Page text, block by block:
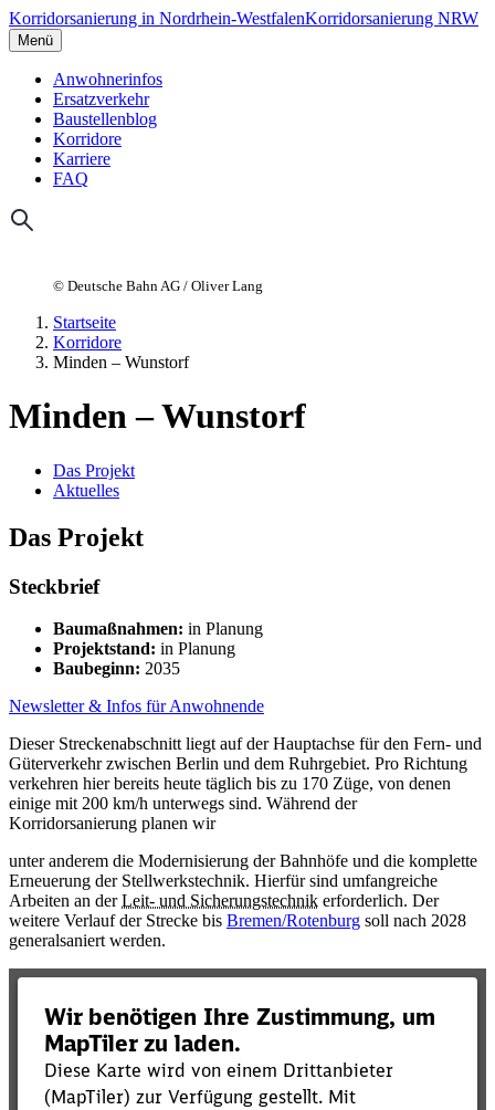
Korridorsanierung in Nordrhein-WestfalenKorridorsanierung NRW
Menü
Anwohnerinfos
Ersatzverkehr
Baustellenblog
Korridore
Karriere
FAQ
© Deutsche Bahn AG / Oliver Lang
Startseite
Korridore
Minden – Wunstorf
Minden – Wunstorf
Das Projekt
Aktuelles
Das Projekt
Steckbrief
Baumaßnahmen: in Planung
Projektstand: in Planung
Baubeginn: 2035
Newsletter & Infos für Anwohnende
Dieser Streckenabschnitt liegt auf der Hauptachse für den Fern- und
Güterverkehr zwischen Berlin und dem Ruhrgebiet. Pro Richtung
verkehren hier bereits heute täglich bis zu 170 Züge, von denen
einige mit 200 km/h unterwegs sind. Während der
Korridorsanierung planen wir
unter anderem die Modernisierung der Bahnhöfe und die komplette
Erneuerung der Stellwerkstechnik. Hierfür sind umfangreiche
Arbeiten an derLeit- und Sicherungstechnik erforderlich. Der
weitere Verlauf der Strecke bis Bremen/Rotenburg soll nach 2028
generalsaniert werden.